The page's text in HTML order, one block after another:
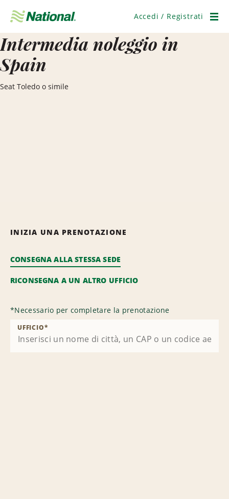
navigazione
Accedi / Registrati
Intermedia noleggio in
Spain
Seat Toledo o simile
INIZIA UNA PRENOTAZIONE
CONSEGNA ALLA STESSA SEDE
RICONSEGNA A UN ALTRO UFFICIO
*Necessario per completare la prenotazione
UFFICIO*